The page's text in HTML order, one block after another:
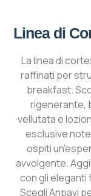
Linea di
La linea di
raffinati per
breakfast.
rigenerante,
vellutata e
esclusive note
ospiti
avvolgente.
con gli eleganti
Scegli Anpavi